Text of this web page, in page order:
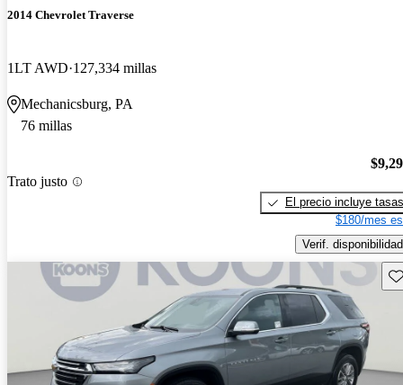
2014 Chevrolet Traverse
1LT AWD 127,334 millas
Mechanicsburg, PA
76 millas
Trato justo
El precio incluye tasas
$180/mes
Verif. disponibilidad